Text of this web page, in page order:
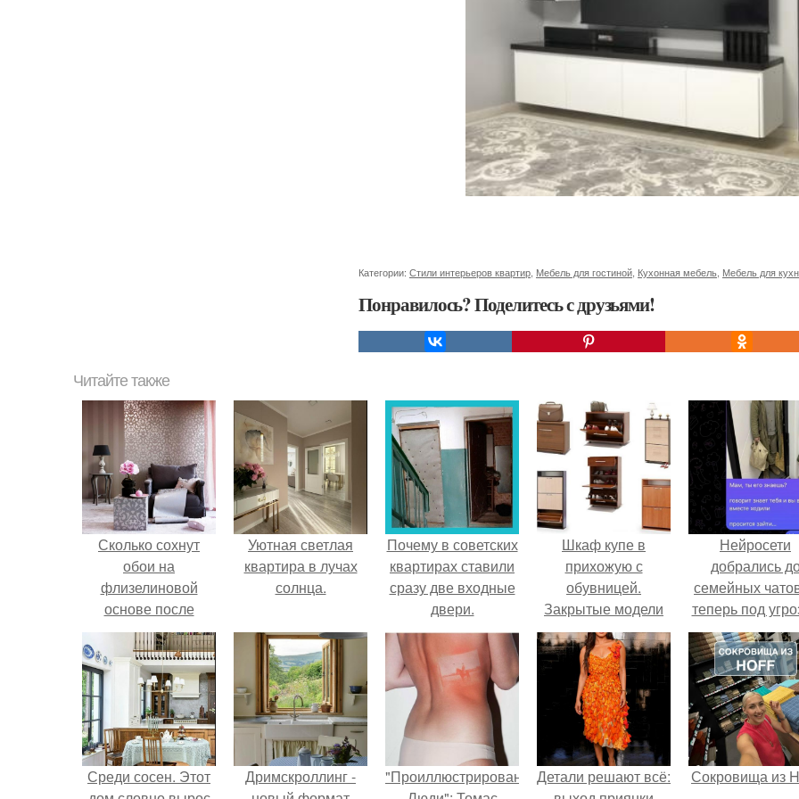
Категории: Стили интерьеров квартир Мебель для гостиной Кухонная мебель Мебель для
Понравилось? Поделитесь с друзьями!
Читайте также
Сколько сохнут
обои на
флизелиновой
основе после
поклейки. Когда
высохнет клей?
Уютная светлая
квартира в лучах
солнца.
Почему в советских
квартирах ставили
сразу две входные
двери.
Шкаф купе в
прихожую с
обувницей.
Закрытые модели
Нейросети
добрались
семейных
теперь под
мамины
Среди сосен. Этот
Дримскроллинг -
"ПроиллюстрированныеДетали решают всё:
Сокровища из